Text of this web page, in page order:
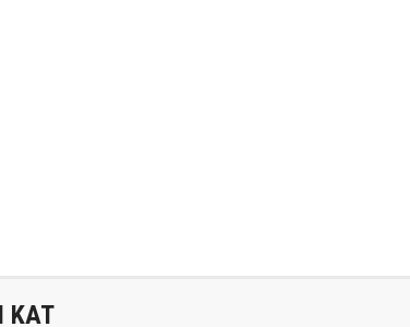
KAT